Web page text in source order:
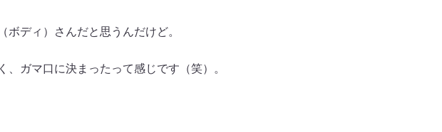
ディ）さんだと思うんだけど。
ガマ口に決まったって感じです（笑）。